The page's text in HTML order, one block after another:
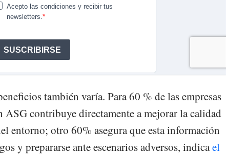
también varía. Para 60 % de las empresas
ASG contribuye directamente a mejorar la calidad
entorno; otro 60% asegura que esta información
y prepararse ante escenarios adversos, indicael